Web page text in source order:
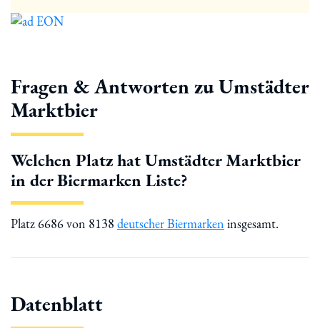
Fragen & Antworten zu Umstädter
Marktbier
Welchen Platz hat Umstädter Marktbier
in der Biermarken Liste?
Platz 6686 von 8138 deutscher Biermarken insgesamt.
Datenblatt